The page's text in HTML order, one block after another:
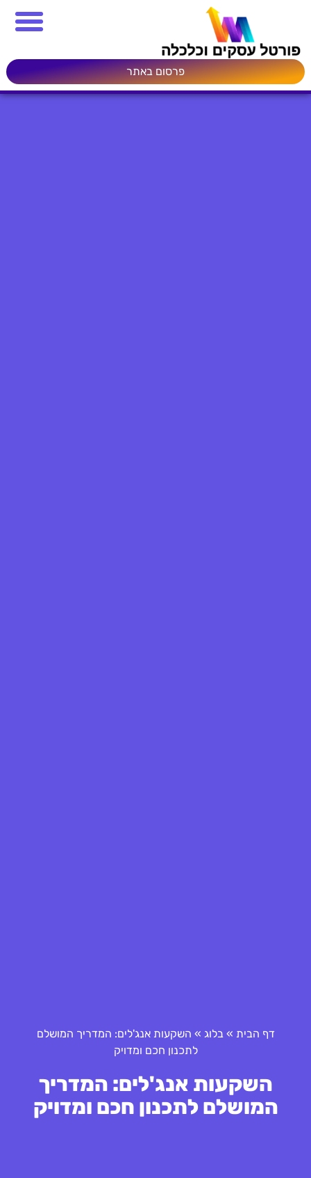
פרסום באתר
דף הבית » בלוג » השקעות אנג'לים: המדריך המושלם
לתכנון חכם ומדויק
השקעות אנג'לים: המדריך
המושלם לתכנון חכם ומדויק